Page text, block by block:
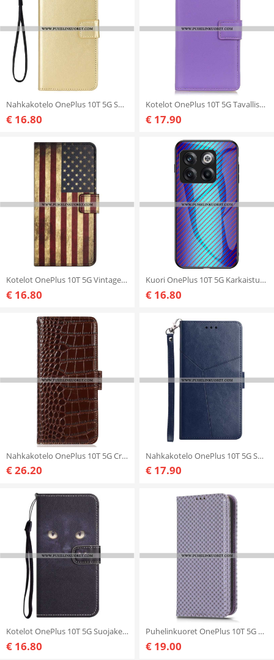
Nahkakotelo OnePlus 10T 5G Suojaketju Kuori Näyttävä Keinonahka Hihnalla
€ 16.80
Kotelot OnePlus 10T 5G Tavallista Keinonahkaa
€ 17.90
Kotelot OnePlus 10T 5G Vintage Amerikan Lippu
€ 16.80
Kuori OnePlus 10T 5G Karkaistua Hiilikuitulasia
€ 16.80
Nahkakotelo OnePlus 10T 5G Crocodile Style Rfid
€ 26.20
Nahkakotelo OnePlus 10T 5G Suojaketju Kuori Y Strappy Design
€ 17.90
Kotelot OnePlus 10T 5G Suojaketju Kuori Musta Kissa Hihnalla
€ 16.80
Puhelinkuoret OnePlus 10T 5G Kotelot Flip Retro
€ 19.00